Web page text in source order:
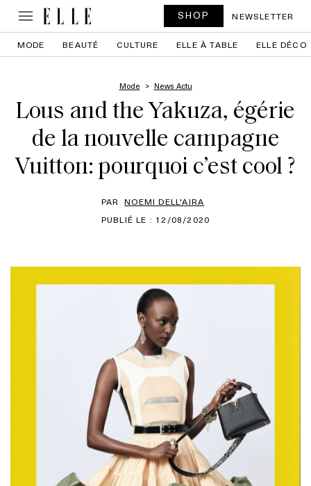
SHOP NEWSLETTER
MODE BEAUTÉ CULTURE ELLE À TABLE ELLE DÉCO
Mode News Actu
Lous and the Yakuza, égérie
de la nouvelle campagne
Vuitton: pourquoi c’est cool ?
PAR NOEMI DELL'AIRA
PUBLIÉ LE : 12/08/2020